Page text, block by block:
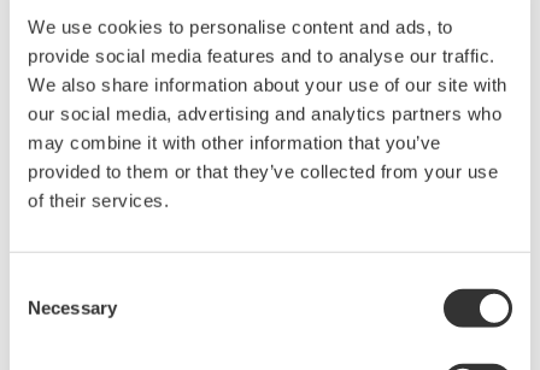
We use cookies to personalise content and ads, to
provide social media features and to analyse our traffic.
We also share information about your use of our site with
our social media, advertising and analytics partners who
may combine it with other information that you’ve
provided to them or that they’ve collected from your use
of their services.
Selection
Necessary
河電機的技術和豐富經驗，為衣索比亞人民提供穩定可靠的
供水。”